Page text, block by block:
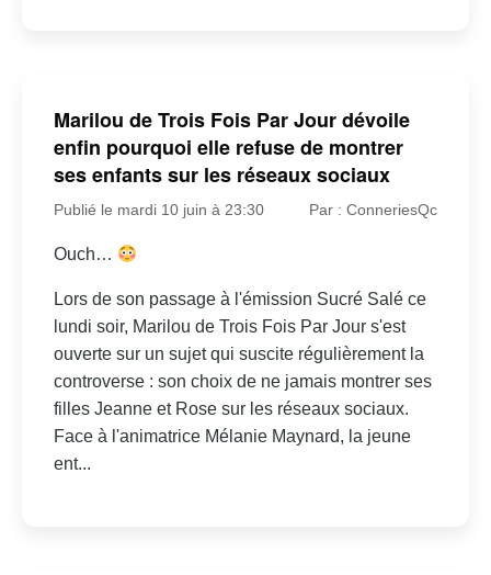
Marilou de Trois Fois Par Jour dévoile
enfin pourquoi elle refuse de montrer
ses enfants sur les réseaux sociaux
Publié le mardi 10 juin à 23:30 Par : ConneriesQc
Ouch…
Lors de son passage à l'émission Sucré Salé ce
lundi soir, Marilou de Trois Fois Par Jour s'est
ouverte sur un sujet qui suscite régulièrement la
controverse : son choix de ne jamais montrer ses
filles Jeanne et Rose sur les réseaux sociaux.
Face à l'animatrice Mélanie Maynard, la jeune
ent...